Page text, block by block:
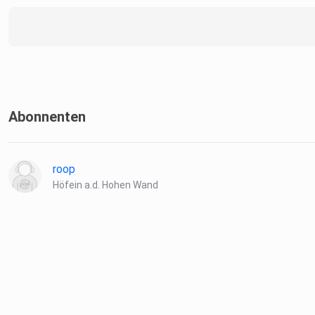
Tonstudio: Die Mischerei
Abonnenten
roop
Höfein a.d. Hohen Wand